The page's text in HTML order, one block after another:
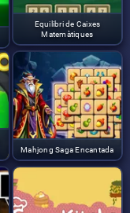
Equilibri de Caixes
Matemàtiques
Mahjong Saga Encantada